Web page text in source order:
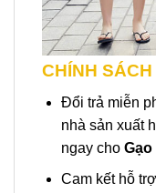
CHÍNH
Đổi trả miễn
nhà sản xuất
ngay cho Gạo
Cam kết hỗ